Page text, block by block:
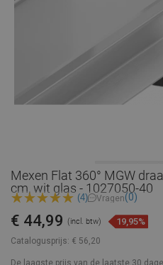
Mexen Flat 360° MGW
cm, wit glas - 1027050-40
(4) Vragen(0)
Catalogusprijs: € 56,20
€ 44,99 (incl. btw) 19,95%
De laagste prijs van de laatste 30